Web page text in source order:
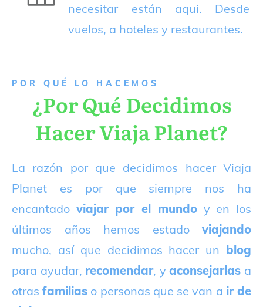
necesitar están aqui. Desde
vuelos, a hoteles y restaurantes.
P OR QUÉ LO HACEMOS
¿Por Qué Decidimos
Hacer Viaja Planet?
La razón por que decidimos hacer Viaja
Planet es por que siempre nos ha
encantado viajar por el mundoy en los
últimos años hemos estado viajando
mucho, así que decidimos hacer un blog
para ayudar, recomendar, yaconsejarlas a
otrasfamilias o personas que se van a ir de